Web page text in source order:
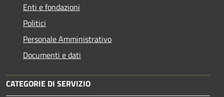
Enti e fondazioni
Politici
Personale Amministrativo
Documenti e dati
CATEGORIE DI SERVIZIO